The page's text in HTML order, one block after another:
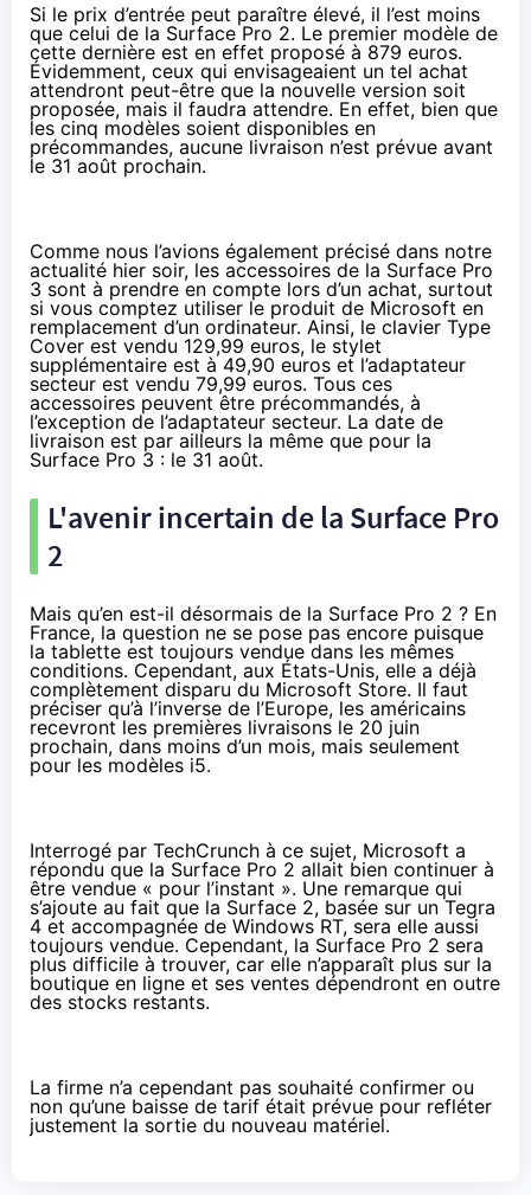
Si le prix d’entrée peut paraître élevé, il l’est moins
que celui de la Surface Pro 2. Le premier modèle de
cette dernière est en effet proposé à 879 euros.
Évidemment, ceux qui envisageaient un tel achat
attendront peut-être que la nouvelle version soit
proposée, mais il faudra attendre. En effet, bien que
les cinq modèles soient disponibles en
précommandes, aucune livraison n’est prévue avant
le 31 août prochain.
Comme nous l’avions également précisé dans notre
actualité hier soir, les accessoires de la Surface Pro
3 sont à prendre en compte lors d’un achat, surtout
si vous comptez utiliser le produit de Microsoft en
remplacement d’un ordinateur. Ainsi, le clavier Type
Cover est vendu 129,99 euros, le stylet
supplémentaire est à 49,90 euros et l’adaptateur
secteur est vendu 79,99 euros. Tous ces
accessoires peuvent être précommandés, à
l’exception de l’adaptateur secteur. La date de
livraison est par ailleurs la même que pour la
Surface Pro 3 : le 31 août.
L'avenir incertain de la Surface Pro
2
Mais qu’en est-il désormais de la Surface Pro 2 ? En
France, la question ne se pose pas encore puisque
la tablette est toujours vendue dans les mêmes
conditions. Cependant, aux États-Unis, elle a déjà
complètement disparu du Microsoft Store. Il faut
préciser qu’à l’inverse de l’Europe, les américains
recevront les premières livraisons le 20 juin
prochain, dans moins d’un mois, mais seulement
pour les modèles i5.
Interrogé par TechCrunch à ce sujet, Microsoft a
répondu que la Surface Pro 2 allait bien continuer à
être vendue « pour l’instant ». Une remarque qui
s’ajoute au fait que la Surface 2, basée sur un Tegra
4 et accompagnée de Windows RT, sera elle aussi
toujours vendue. Cependant, la Surface Pro 2 sera
plus difficile à trouver, car elle n’apparaît plus sur la
boutique en ligne et ses ventes dépendront en outre
des stocks restants.
La firme n’a cependant pas souhaité confirmer ou
non qu’une baisse de tarif était prévue pour refléter
justement la sortie du nouveau matériel.